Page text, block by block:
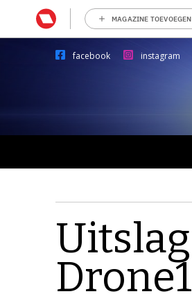
MAGAZINE TOEVOEGEN
facebook instagram